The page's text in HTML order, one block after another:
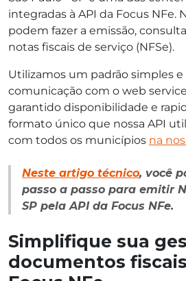
integradas à API da Focus NFe.
podem fazer a emissão,
notas fiscais de serviço (NFSe).
Utilizamos um padrão simples
comunicação com o web
garantido disponibilidade e
formato único que nossa API
com todos os municípios na
Neste artigo técnico, você
passo a passo para emitir
SP pela API da Focus NFe.
Simplifique sua
documentos